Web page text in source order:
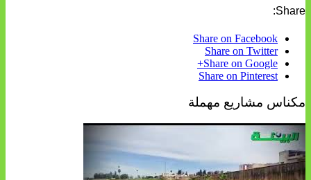
Share:
Share on Facebook
Share on Twitter
Share on Google+
Share on Pinterest
مكناس مشاريع مهملة